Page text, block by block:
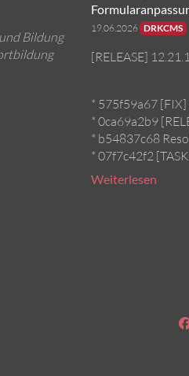
Bildung
19.06.2026 DRKCMS
[RELEASE] 12.21.1
* 575f59a67
* 0ca69a2b9
* b54837c68
* 07f7c42f2
Weiterlesen